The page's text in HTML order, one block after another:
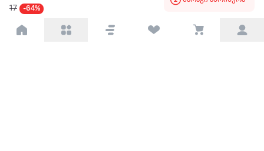
17 -64%
ტრენდული
პოპულარული